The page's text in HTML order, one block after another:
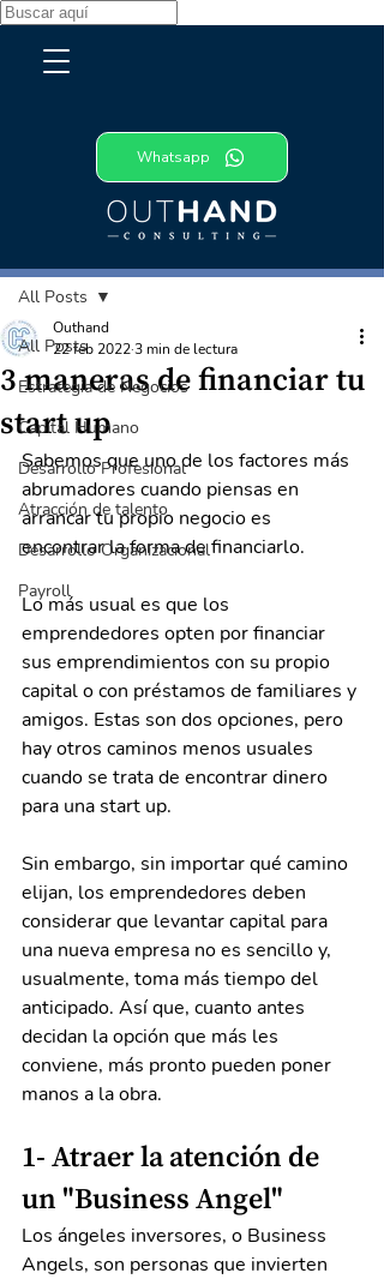
Whatsapp
All Posts
Estrategia de Negocios
Capital Humano
Desarrollo Profesional
Atracción de talento
Desarrollo Organizacional
Payroll
All Posts
3 maneras de financiar tu
start up
Outhand
22 feb 20223 min de lectura
Sabemos que uno de los factores más
abrumadores cuando piensas en
arrancar tu propio negocio es
encontrar la forma de financiarlo.
Lo más usual es que los
emprendedores opten por financiar
sus emprendimientos con su propio
capital o con préstamos de familiares y
amigos. Estas son dos opciones, pero
hay otros caminos menos usuales
cuando se trata de encontrar dinero
para una start up.
Sin embargo, sin importar qué camino
elijan, los emprendedores deben
considerar que levantar capital para
una nueva empresa no es sencillo y,
usualmente, toma más tiempo del
anticipado. Así que, cuanto antes
decidan la opción que más les
conviene, más pronto pueden poner
manos a la obra.
1- Atraer la atención de
un "Business Angel"
Los ángeles inversores, o Business
Angels, son personas que invierten